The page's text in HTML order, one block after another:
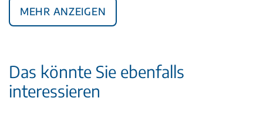
Mehr anzeigen
Das könnte Sie ebenfalls
interessieren